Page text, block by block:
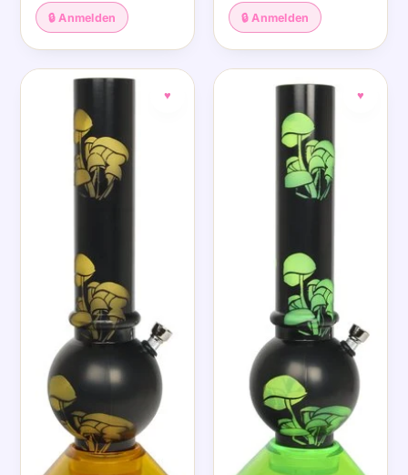
🔒 Anmelden 🔒 Anmelden
♥ ♥